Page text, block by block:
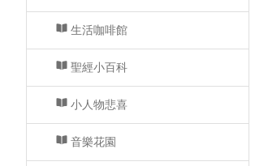
生活咖啡館
聖經小百科
小人物悲喜
音樂花園